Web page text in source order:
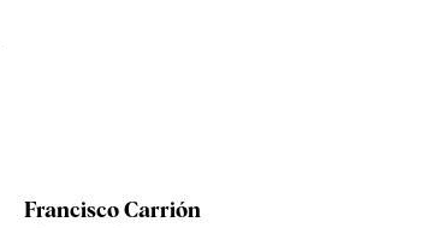
Francisco Carrión